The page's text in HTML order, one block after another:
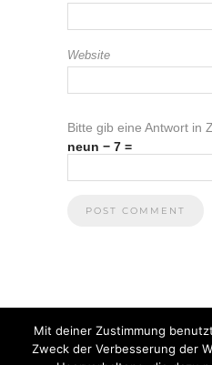
Website
Bitte gib eine Antwort in
neun − 7 =
Mit deiner Zustimmung
Zweck der Verbesserung der